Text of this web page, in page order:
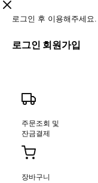
로그인 후 이용해주세요.
로그인 회원가입
주문조회 및
잔금결제
장바구니